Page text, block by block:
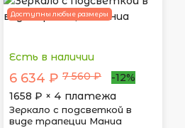
Доступны любые размеры
Есть в наличии
6 634 ₽ 7 560 ₽
-12%
1658 ₽ × 4 платежа
Зеркало с подсветкой в
виде трапеции Маниа